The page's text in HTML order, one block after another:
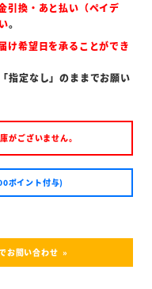
引換・あと払い（ペイデ
。
け希望日を承ることができ
指定なし」のままでお願い
がございません。
ポイント付与)
お問い合わせ